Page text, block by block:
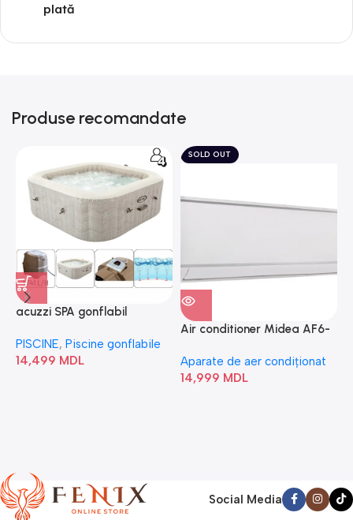
plată
Produse recomandate
acuzzi SPA gonflabil
Bubble” 28446
PISCINE, Piscine gonflabile
14,499 MDL
SOLD OUT
Air conditioner Midea AF6-
Aparate de aer condiționat
14,999 MDL
Social Media